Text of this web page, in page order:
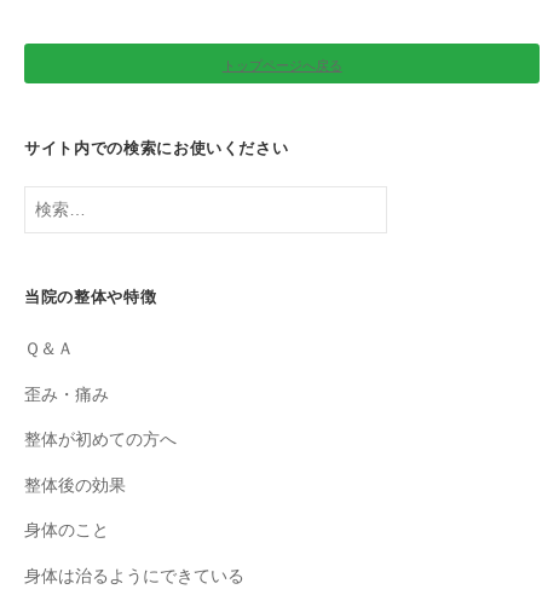
トップページへ戻る
サイト内での検索にお使いください
検
当院の整体や特徴
Ｑ＆Ａ
歪み・痛み
整体が初めての方へ
整体後の効果
身体のこと
身体は治るようにできている